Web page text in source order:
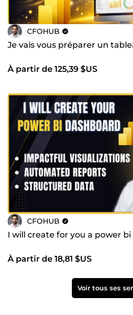
CFOHUB
Je vais vous préparer un
À partir de 125,39 $US
CFOHUB
I will create for you a power
À partir de 18,81 $US
Voir tous ses